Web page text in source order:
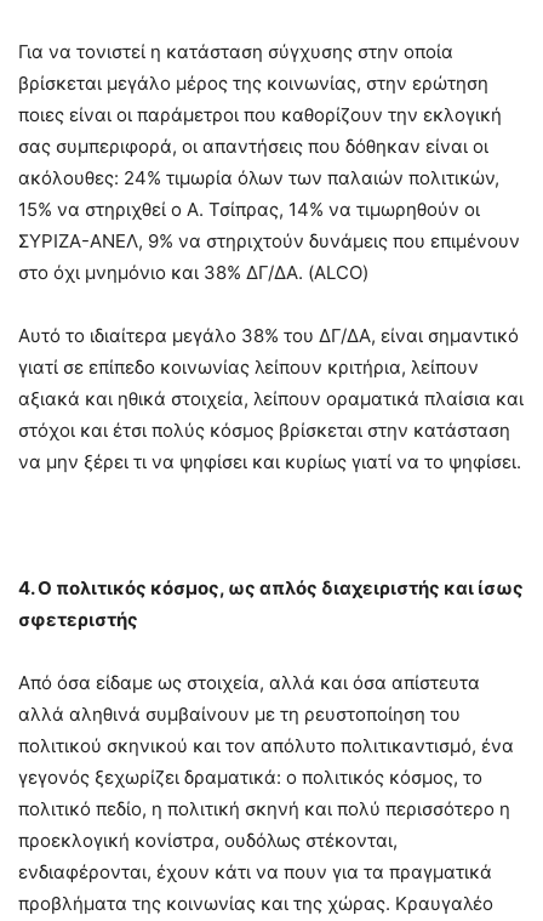
Για να τονιστεί η κατάσταση σύγχυσης στην οποία
βρίσκεται μεγάλο μέρος της κοινωνίας, στην ερώτηση
ποιες είναι οι παράμετροι που καθορίζουν την εκλογική
σας συμπεριφορά, οι απαντήσεις που δόθηκαν είναι οι
ακόλουθες: 24% τιμωρία όλων των παλαιών πολιτικών,
15% να στηριχθεί ο Α. Τσίπρας, 14% να τιμωρηθούν οι
ΣΥΡΙΖΑ-ΑΝΕΛ, 9% να στηριχτούν δυνάμεις που επιμένουν
στο όχι μνημόνιο και 38% ΔΓ/ΔΑ. (ALCO)
Αυτό το ιδιαίτερα μεγάλο 38% του ΔΓ/ΔΑ, είναι σημαντικό
γιατί σε επίπεδο κοινωνίας λείπουν κριτήρια, λείπουν
αξιακά και ηθικά στοιχεία, λείπουν οραματικά πλαίσια και
στόχοι και έτσι πολύς κόσμος βρίσκεται στην κατάσταση
να μην ξέρει τι να ψηφίσει και κυρίως γιατί να το ψηφίσει.
4. Ο πολιτικός κόσμος, ως απλός διαχειριστής και ίσως
σφετεριστής
Από όσα είδαμε ως στοιχεία, αλλά και όσα απίστευτα
αλλά αληθινά συμβαίνουν με τη ρευστοποίηση του
πολιτικού σκηνικού και τον απόλυτο πολιτικαντισμό, ένα
γεγονός ξεχωρίζει δραματικά: ο πολιτικός κόσμος, το
πολιτικό πεδίο, η πολιτική σκηνή και πολύ περισσότερο η
προεκλογική κονίστρα, ουδόλως στέκονται,
ενδιαφέρονται, έχουν κάτι να πουν για τα πραγματικά
προβλήματα της κοινωνίας και της χώρας. Κραυγαλέο